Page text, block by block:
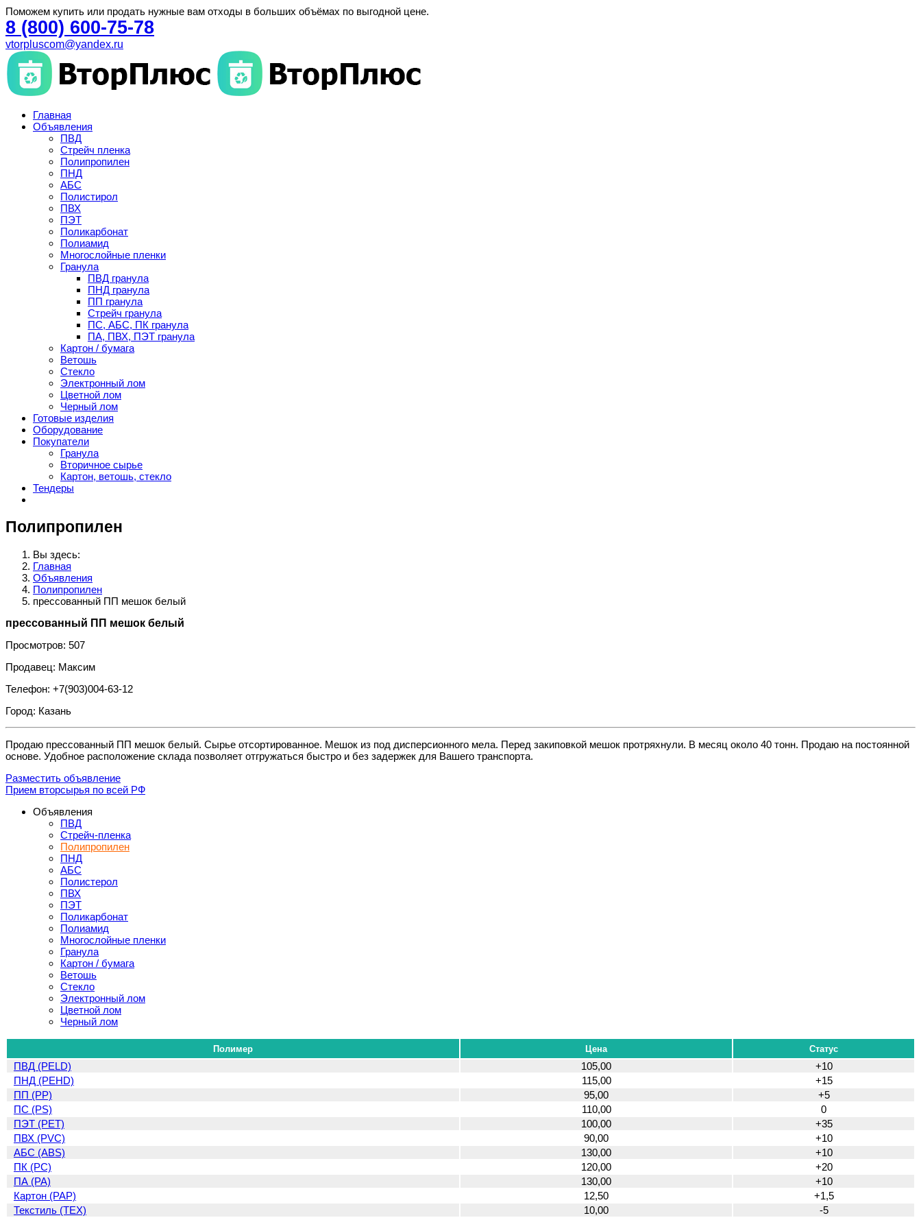
Поможем купить или продать нужные вам отходы в больших объёмах по выгодной цене.
8 (800) 600-75-78
vtorpluscom@yandex.ru
Главная
Объявления
ПВД
Стрейч пленка
Полипропилен
ПНД
АБС
Полистирол
ПВХ
ПЭТ
Поликарбонат
Полиамид
Многослойные пленки
Гранула
ПВД гранула
ПНД гранула
ПП гранула
Стрейч гранула
ПС, АБС, ПК гранула
ПА, ПВХ, ПЭТ гранула
Картон / бумага
Ветошь
Стекло
Электронный лом
Цветной лом
Черный лом
Готовые изделия
Оборудование
Покупатели
Гранула
Вторичное сырье
Картон, ветошь, стекло
Тендеры
Полипропилен
Вы здесь:
Главная
Объявления
Полипропилен
прессованный ПП мешок белый
прессованный ПП мешок белый
Просмотров: 507
Продавец: Максим
Телефон: +7(903)004-63-12
Город: Казань
Продаю прессованный ПП мешок белый. Сырье отсортированное. Мешок из под дисперсионного мела. Перед закиповкой мешок протряхнули. В месяц около 40 тонн. Продаю на постоянной
основе. Удобное расположение склада позволяет отгружаться быстро и без задержек для Вашего транспорта.
Разместить объявление
Прием вторсырья по всей РФ
Объявления
ПВД
Стрейч-пленка
Полипропилен
ПНД
АБС
Полистерол
ПВХ
ПЭТ
Поликарбонат
Полиамид
Многослойные пленки
Гранула
Картон / бумага
Ветошь
Стекло
Электронный лом
Цветной лом
Черный лом
Полимер Цена Статус
ПВД (PELD) 105,00
+10
ПНД (PEHD)
115,00
+15
ПП (PP)
95,00
+5
ПС (PS)
110,00
0
ПЭТ (PET)
100,00
+35
ПВХ (PVC)
90,00
+10
АБС (ABS)
130,00
+10
ПК (PC)
120,00
+20
ПА (PA)
130,00
+10
Картон (PAP)
12,50
+1,5
Текстиль (TEX)
10,00
-5